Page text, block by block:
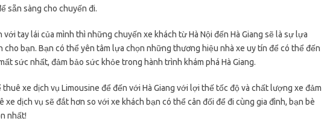
sẵn sàng cho chuyến đi.
với tay lái của mình thì những chuyến xe khách từ Hà Nội đến Hà Giang sẽ là sự lựa
cho bạn. Bạn có thể yên tâm lựa chọn những thương hiệu nhà xe uy tín để có thể đến
sức nhất, đảm bảo sức khỏe trong hành trình khám phá Hà Giang.
thuê xe dịch vụ Limousine để đến với Hà Giang với lợi thế tốc độ và chất lượng xe đảm
xe dịch vụ sẽ đắt hơn so với xe khách bạn có thể cân đối để đi cùng gia đình, bạn bè
nhất!